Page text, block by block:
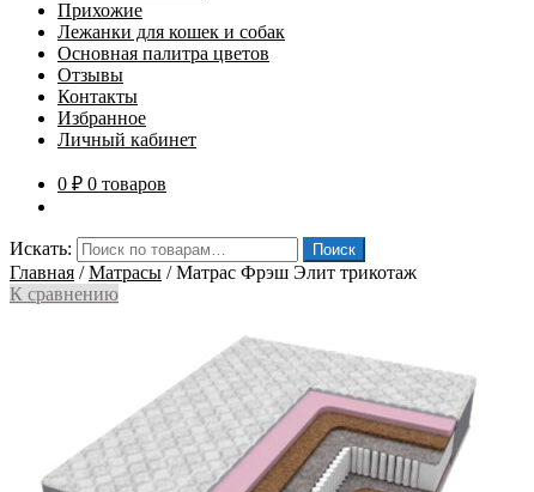
Прихожие
Лежанки для кошек и собак
Основная палитра цветов
Отзывы
Контакты
Избранное
Личный кабинет
0 ₽ 0 товаров
Искать: Поиск
Главная /Матрасы /Матрас Фрэш Элит трикотаж
К сравнению